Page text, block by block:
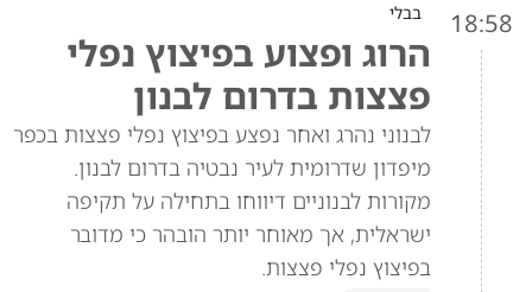
18:58 בבלי
הרוג ופצוע בפיצוץ נפלי
פצצות בדרום לבנון
לבנוני נהרג ואחר נפצע בפיצוץ נפלי פצצות בכפר
מיפדון שדרומית לעיר נבטיה בדרום לבנון.
מקורות לבנוניים דיווחו בתחילה על תקיפה
ישראלית, אך מאוחר יותר הובהר כי מדובר
בפיצוץ נפלי פצצות.